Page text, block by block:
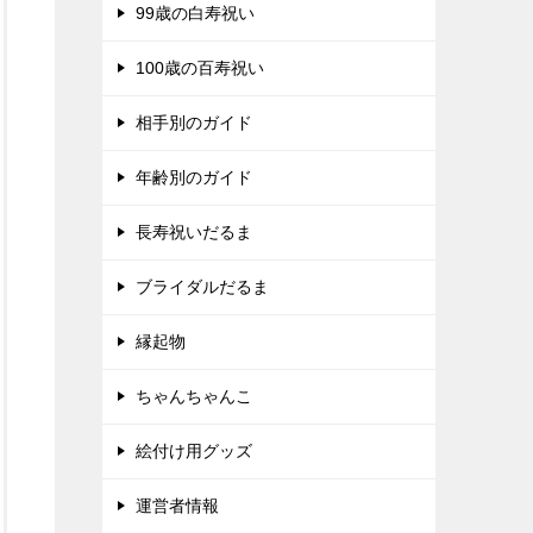
99歳の白寿祝い
100歳の百寿祝い
相手別のガイド
年齢別のガイド
長寿祝いだるま
ブライダルだるま
縁起物
ちゃんちゃんこ
絵付け用グッズ
運営者情報